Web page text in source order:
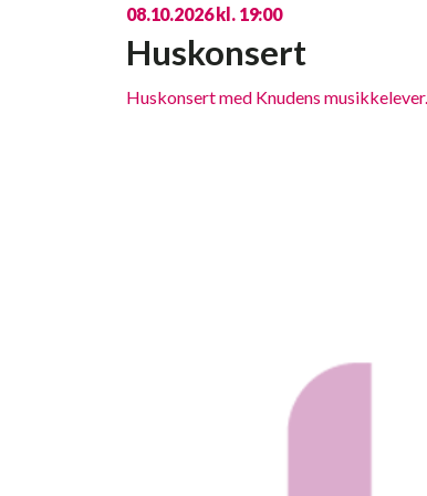
08.10.2026 kl. 19:00
Huskonsert
Huskonsert med Knudens